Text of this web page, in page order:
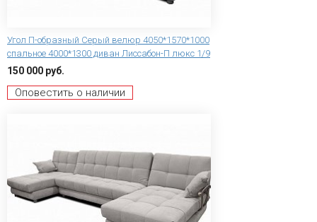
Угол П-образный Серый велюр 4050*1570*1000
спальное 4000*1300 диван Лиссабон-П люкс 1/9
150 000 руб.
Оповестить о наличии